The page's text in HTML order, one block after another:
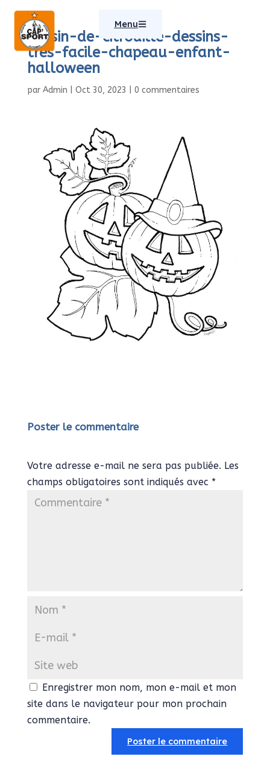
Menu
dessin-de-citrouille-dessins-
tres-facile-chapeau-enfant-
halloween
par Admin Oct 30, 2023 0 commentaires
Poster le commentaire
Votre adresse e-mail ne sera pas publiée. Les
champs obligatoires sont indiqués avec *
Enregistrer mon nom, mon e-mail et mon
site dans le navigateur pour mon prochain
commentaire.